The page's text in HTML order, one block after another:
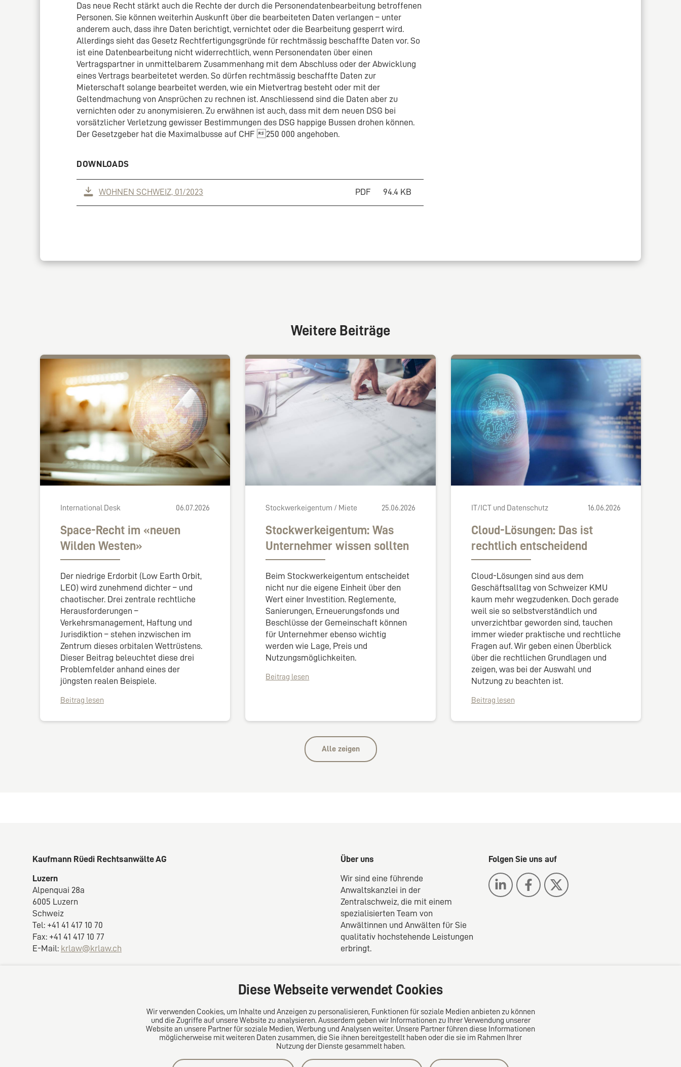
Das neue Recht stärkt auch die Rechte der durch die Personendatenbearbeitung betroffenen
Personen. Sie können weiterhin Auskunft über die bearbeiteten Daten verlangen – unter
anderem auch, dass ihre Daten berichtigt, vernichtet oder die Bearbeitung gesperrt wird.
Allerdings sieht das Gesetz Rechtfertigungsgründe für rechtmässig beschaffte Daten vor. So
ist eine Datenbearbeitung nicht widerrechtlich, wenn Personendaten über einen
Vertragspartner in unmittelbarem Zusammenhang mit dem Abschluss oder der Abwicklung
eines Vertrags bearbeitetet werden. So dürfen rechtmässig beschaffte Daten zur
Mieterschaft solange bearbeitet werden, wie ein Mietvertrag besteht oder mit der
Geltendmachung von Ansprüchen zu rechnen ist. Anschliessend sind die Daten aber zu
vernichten oder zu anonymisieren. Zu erwähnen ist auch, dass mit dem neuen DSG bei
vorsätzlicher Verletzung gewisser Bestimmungen des DSG happige Bussen drohen können.
Der Gesetzgeber hat die Maximalbusse auf CHF 250 000 angehoben.
DOWNLOADS
WOHNEN SCHWEIZ, 01/2023 PDF 94.4 KB
Weitere Beiträge
International Desk 06.07.2026
Space-Recht im «neuen
Wilden Westen»
Der niedrige Erdorbit (Low Earth Orbit,
LEO) wird zunehmend dichter – und
chaotischer. Drei zentrale rechtliche
Herausforderungen –
Verkehrsmanagement, Haftung und
Jurisdiktion – stehen inzwischen im
Zentrum dieses orbitalen Wettrüstens.
Dieser Beitrag beleuchtet diese drei
Problemfelder anhand eines der
jüngsten realen Beispiele.
Beitrag lesen
Stockwerkeigentum / Miete 25.06.2026
Stockwerkeigentum: Was
Unternehmer wissen sollten
Beim Stockwerkeigentum entscheidet
nicht nur die eigene Einheit über den
Wert einer Investition. Reglemente,
Sanierungen, Erneuerungsfonds und
Beschlüsse der Gemeinschaft können
für Unternehmer ebenso wichtig
werden wie Lage, Preis und
Nutzungsmöglichkeiten.
Beitrag lesen
IT/ICT und Datenschutz 16.06.2026
Cloud-Lösungen: Das ist
rechtlich entscheidend
Cloud-Lösungen sind aus dem
Geschäftsalltag von Schweizer KMU
kaum mehr wegzudenken. Doch gerade
weil sie so selbstverständlich und
unverzichtbar geworden sind, tauchen
immer wieder praktische und rechtliche
Fragen auf. Wir geben einen Überblick
über die rechtlichen Grundlagen und
zeigen, was bei der Auswahl und
Nutzung zu beachten ist.
Beitrag lesen
Alle zeigen
Kaufmann Rüedi Rechtsanwälte AG
Luzern
Alpenquai 28a
6005 Luzern
Schweiz
Tel: +41 41 417 10 70
Fax: +41 41 417 10 77
E-Mail: krlaw@krlaw.ch
Über uns
Wir sind eine führende
Anwaltskanzlei in der
Zentralschweiz, die mit einem
spezialisierten Team von
Anwältinnen und Anwälten für Sie
qualitativ hochstehende Leistungen
erbringt.
Folgen Sie uns auf
Diese Webseite verwendet Cookies
Wir verwenden Cookies, um Inhalte und Anzeigen zu personalisieren, Funktionen für soziale Medien anbieten zu können
und die Zugriffe auf unsere Website zu analysieren. Ausserdem geben wir Informationen zu Ihrer Verwendung unserer
Website an unsere Partner für soziale Medien, Werbung und Analysen weiter. Unsere Partner führen diese Informationen
möglicherweise mit weiteren Daten zusammen, die Sie ihnen bereitgestellt haben oder die sie im Rahmen Ihrer
Nutzung der Dienste gesammelt haben.